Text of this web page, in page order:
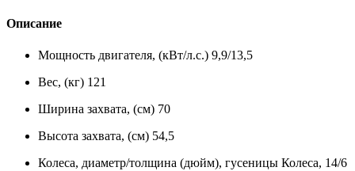
Описание
Мощность двигателя, (кВт/л.с.) 9,9/13,5
Вес, (кг) 121
Ширина захвата, (см) 70
Высота захвата, (см) 54,5
Колеса, диаметр/толщина (дюйм), гусеницы Колеса, 14/6